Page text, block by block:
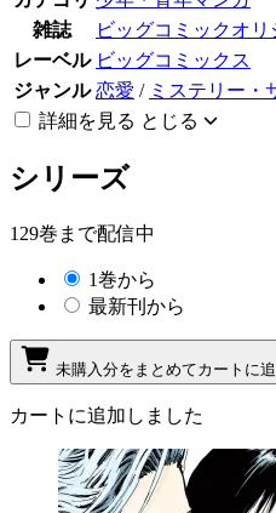
雑誌
ビッグコミックオリ
レーベル ビッグコミックス
ジャンル 恋愛 / ミステリー・
詳細を見る とじる
シリーズ
129巻まで配信中
1巻から
最新刊から
未購入分をまとめてカートに
カートに追加しました